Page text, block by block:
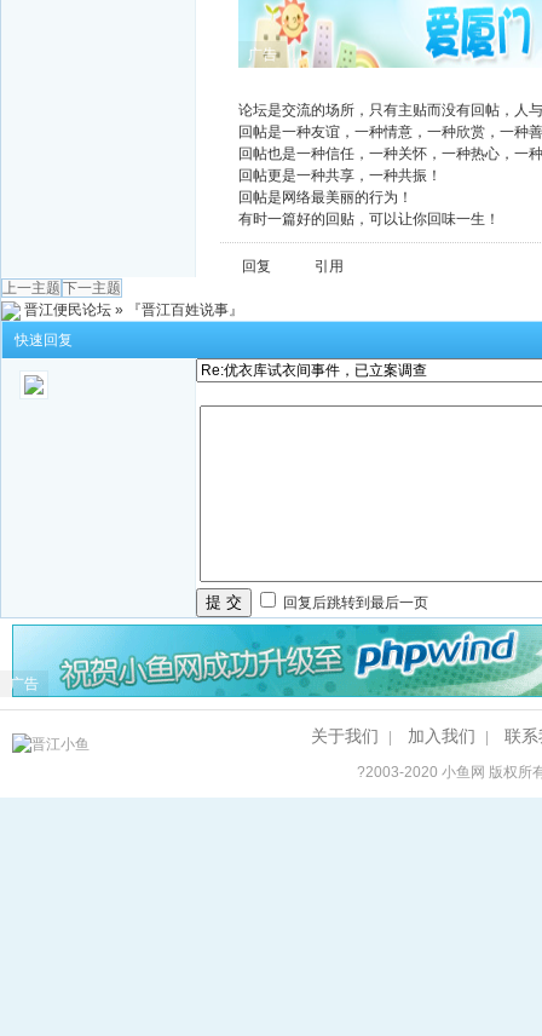
广告
论坛是交流的场所，只有主贴而没有回帖，人
回帖是一种友谊，一种情意，一种欣赏，一种
回帖也是一种信任，一种关怀，一种热心，一
回帖更是一种共享，一种共振！
回帖是网络最美丽的行为！
有时一篇好的回贴，可以让你回味一生！
回复
引用
上一主题 下一主题
晋江便民论坛 »
『晋江百姓说事』
快速回复
提 交 回复后跳转到最后一页
广告
关于我们 加入我们 联系
?2003-2020小鱼网 版权所